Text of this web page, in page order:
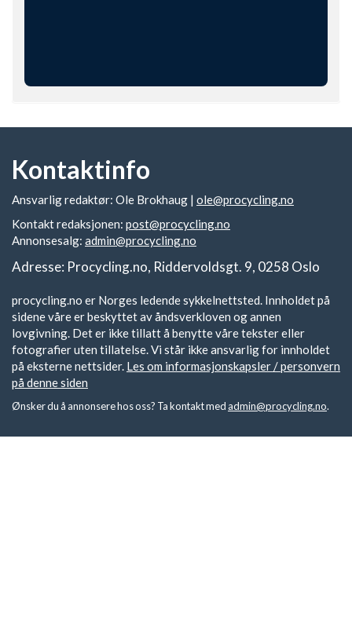
Kontaktinfo
Ansvarlig redaktør: Ole Brokhaug | ole@procycling.no
Kontakt redaksjonen: post@procycling.no
Annonsesalg: admin@procycling.no
Adresse: Procycling.no, Riddervoldsgt. 9, 0258 Oslo
procycling.no er Norges ledende sykkelnettsted. Innholdet på
sidene våre er beskyttet av åndsverkloven og annen
lovgivning. Det er ikke tillatt å benytte våre tekster eller
fotografier uten tillatelse. Vi står ikke ansvarlig for innholdet
på eksterne nettsider. Les om informasjonskapsler / personvern
på denne siden
Ønsker du å annonsere hos oss? Ta kontakt medadmin@procycling.no.